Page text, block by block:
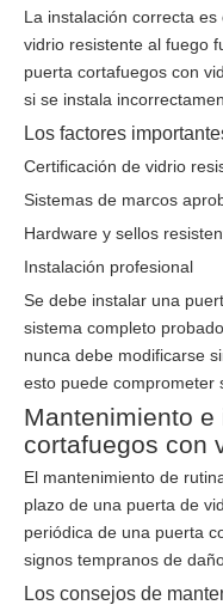
La instalación correcta
vidrio resistente al fuego
puerta cortafuegos con
si se instala
Los factores
Certificación de vidrio
Sistemas de marcos
Hardware y sellos
Instalación profesional
Se debe instalar una
sistema completo
nunca debe modificarse
esto puede comprometer
Mantenimiento
cortafuegos con
El mantenimiento de
plazo de una puerta de
periódica de una puerta
signos tempranos de
Los consejos de